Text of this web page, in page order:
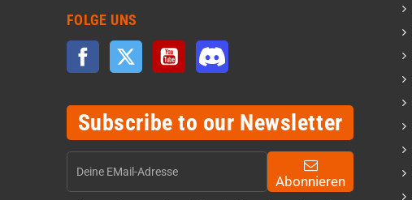
FOLGE UNS
Facebook Twitter YouTube
Subscribe to our Newsletter
Abonnieren